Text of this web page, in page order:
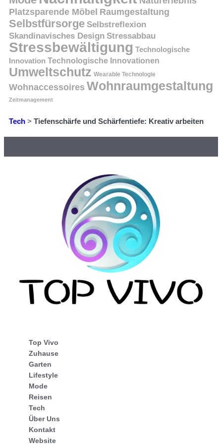
Platzsparende Möbel Raumgestaltung
Selbstfürsorge Selbstreflexion
Skandinavisches Design Stressabbau
Stressbewältigung Technologische
Innovation Technologische Innovationen
Umweltschutz Wearable Technologie
Wohnaccessoires Wohnraumgestaltung
Zeitmanagement
Tech > Tiefenschärfe und Schärfentiefe: Kreativ arbeiten
Top Vivo
Zuhause
Garten
Lifestyle
Mode
Reisen
Tech
Über Uns
Kontakt
Website